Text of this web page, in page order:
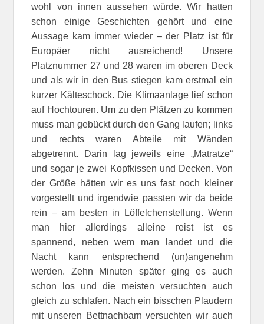
wohl von innen aussehen würde. Wir hatten
schon einige Geschichten gehört und eine
Aussage kam immer wieder – der Platz ist für
Europäer nicht ausreichend! Unsere
Platznummer 27 und 28 waren im oberen Deck
und als wir in den Bus stiegen kam erstmal ein
kurzer Kälteschock. Die Klimaanlage lief schon
auf Hochtouren. Um zu den Plätzen zu kommen
muss man gebückt durch den Gang laufen; links
und rechts waren Abteile mit Wänden
abgetrennt. Darin lag jeweils eine „Matratze“
und sogar je zwei Kopfkissen und Decken. Von
der Größe hätten wir es uns fast noch kleiner
vorgestellt und irgendwie passten wir da beide
rein – am besten in Löffelchenstellung. Wenn
man hier allerdings alleine reist ist es
spannend, neben wem man landet und die
Nacht kann entsprechend (un)angenehm
werden. Zehn Minuten später ging es auch
schon los und die meisten versuchten auch
gleich zu schlafen. Nach ein bisschen Plaudern
mit unseren Bettnachbarn versuchten wir auch